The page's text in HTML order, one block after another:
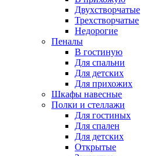
Двухстворчатые
Трехстворчатые
Недорогие
Пеналы
В гостиную
Для спальни
Для детских
Для прихожих
Шкафы навесные
Полки и стеллажи
Для гостиных
Для спален
Для детских
Открытые